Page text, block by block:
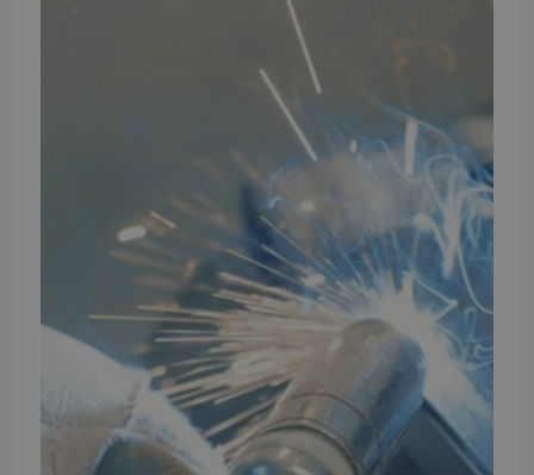
Artikler
TMP Historie
Cookie og Privatlivspolitik
Salgs- og leveringsbetingelser
Vores brands
09:00 - 16:00
09:00 - 15:30
Lukket
FØLG TMP
Facebook
Youtube
Instagram